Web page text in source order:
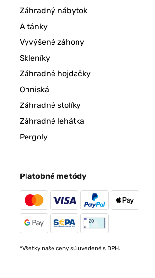
Záhradný nábytok
Altánky
Vyvýšené záhony
Skleníky
Záhradné hojdačky
Ohniská
Záhradné stolíky
Záhradné lehátka
Pergoly
Platobné metódy
*Všetky naše ceny sú uvedené s DPH.